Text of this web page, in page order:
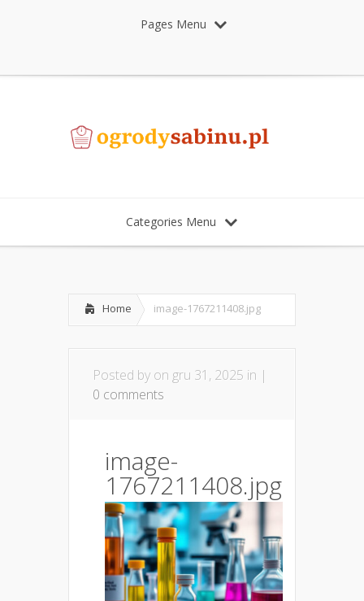
Pages Menu
Categories Menu
Home image-1767211408.jpg
Posted by on gru 31, 2025 in |
0 comments
image-
1767211408.jpg